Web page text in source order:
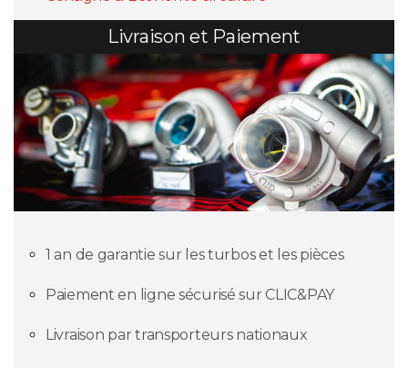
Livraison et Paiement
1 an de garantie sur les turbos et les pièces
Paiement en ligne sécurisé sur CLIC&PAY
Livraison par transporteurs nationaux